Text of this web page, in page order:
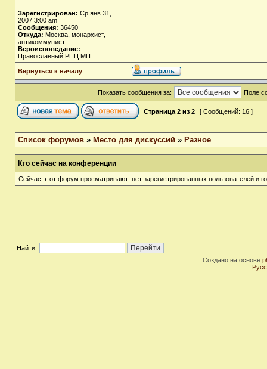
Зарегистрирован: Ср янв 31,
2007 3:00 am
Сообщения: 36450
Откуда: Москва, монархист,
антикоммунист
Вероисповедание:
Православный РПЦ МП
Вернуться к началу
Показать сообщения за: Поле
Страница 2 из 2 [ Сообщений: 16 ]
Список форумов » Место для дискуссий » Разное
Кто сейчас на конференции
Сейчас этот форум просматривают: нет зарегистрированных пользователей и
Найти:
Создано на основе